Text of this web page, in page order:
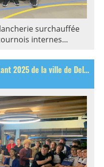
surchauffée
internes...
Blaise Nusbaumer sportif méritant 2025 de la ville de Delémont!